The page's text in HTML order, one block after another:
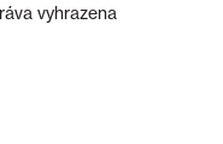
vyhrazena